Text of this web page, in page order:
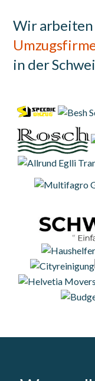
Wir
in der